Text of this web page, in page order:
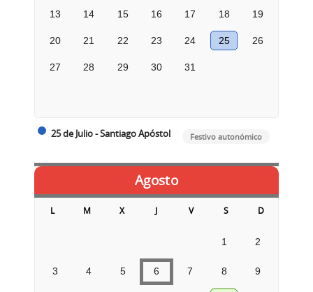
13 14 15 16 17 18 19
20 21 22 23 24 25 26
27 28 29 30 31
25 de Julio - Santiago Apóstol Festivo autonómico
Agosto
L M X J V S D
1 2
3 4 5 6 7 8 9